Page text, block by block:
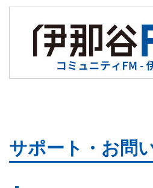
サポート・お問